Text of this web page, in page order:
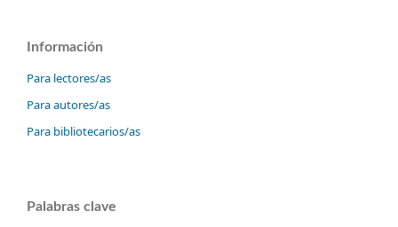
Información
Para lectores/as
Para autores/as
Para bibliotecarios/as
Palabras clave